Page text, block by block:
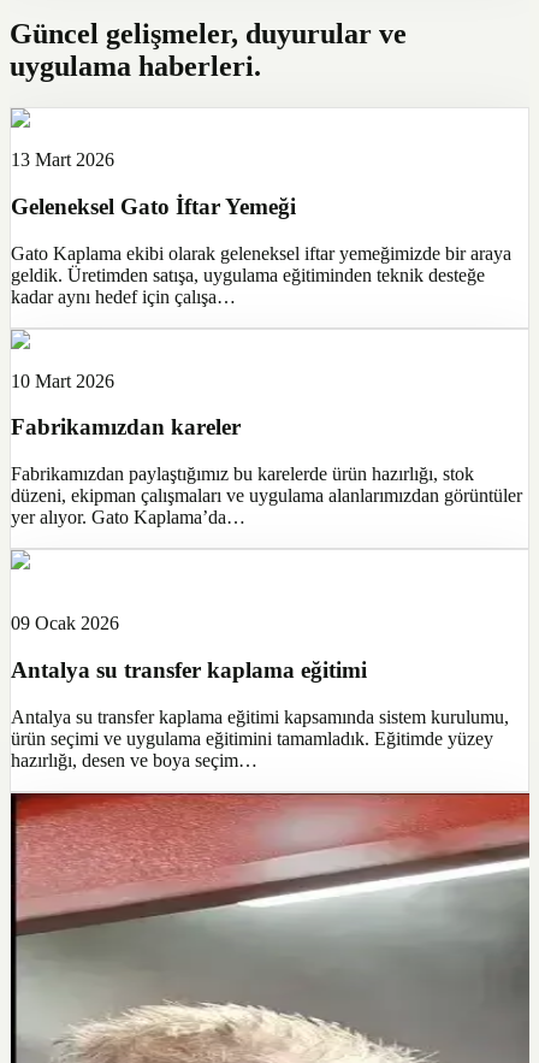
Güncel gelişmeler, duyurular ve
uygulama haberleri.
13 Mart 2026
Geleneksel Gato İftar Yemeği
Gato Kaplama ekibi olarak geleneksel iftar yemeğimizde bir araya
geldik. Üretimden satışa, uygulama eğitiminden teknik desteğe
kadar aynı hedef için çalışa…
10 Mart 2026
Fabrikamızdan kareler
Fabrikamızdan paylaştığımız bu karelerde ürün hazırlığı, stok
düzeni, ekipman çalışmaları ve uygulama alanlarımızdan görüntüler
yer alıyor. Gato Kaplama’da…
09 Ocak 2026
Antalya su transfer kaplama eğitimi
Antalya su transfer kaplama eğitimi kapsamında sistem kurulumu,
ürün seçimi ve uygulama eğitimini tamamladık. Eğitimde yüzey
hazırlığı, desen ve boya seçim…